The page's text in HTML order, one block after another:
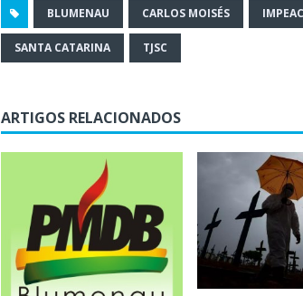
BLUMENAU CARLOS MOISÉS
SANTA CATARINA TJSC
ARTIGOS RELACIONADOS